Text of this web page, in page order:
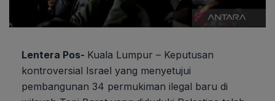
Lentera Pos- Kuala Lumpur – Keputusan
kontroversial Israel yang menyetujui
pembangunan 34 permukiman ilegal baru di